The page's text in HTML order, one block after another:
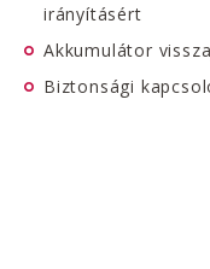
irányításért
Akkumulátor
Biztonsági